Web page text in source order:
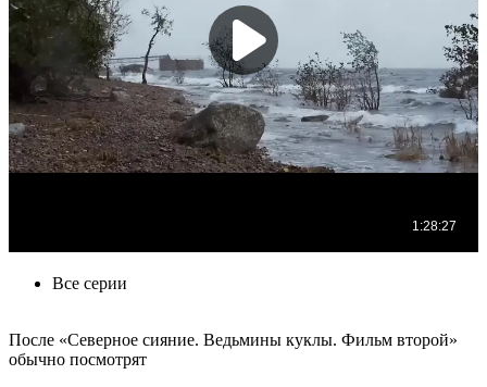
Все серии
По­сле «Северное сияние. Ведьмины куклы. Фильм второй»
обыч­но по­смот­рят